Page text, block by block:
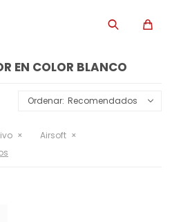
EN COLOR BLANCO
Recomendados
Airsoft